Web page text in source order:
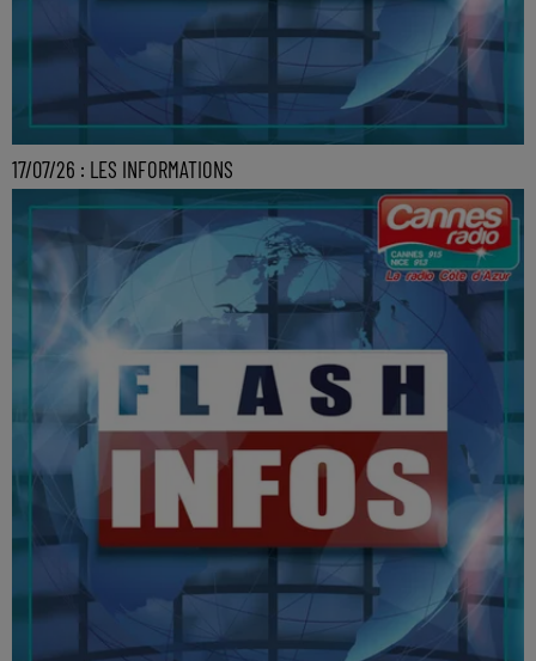
17/07/26 : LES INFORMATIONS